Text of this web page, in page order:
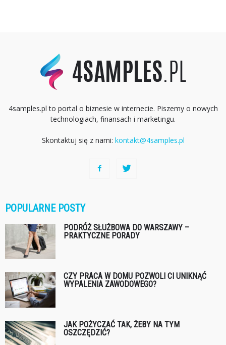
4samples.pl to portal o biznesie w internecie. Piszemy o nowych
technologiach, finansach i marketingu.
Skontaktuj się z nami: kontakt@4samples.pl
POPULARNE POSTY
PODRÓŻ SŁUŻBOWA DO WARSZAWY –
PRAKTYCZNE PORADY
CZY PRACA W DOMU POZWOLI CI UNIKNĄĆ
WYPALENIA ZAWODOWEGO?
JAK POŻYCZAĆ TAK, ŻEBY NA TYM
OSZCZĘDZIĆ?